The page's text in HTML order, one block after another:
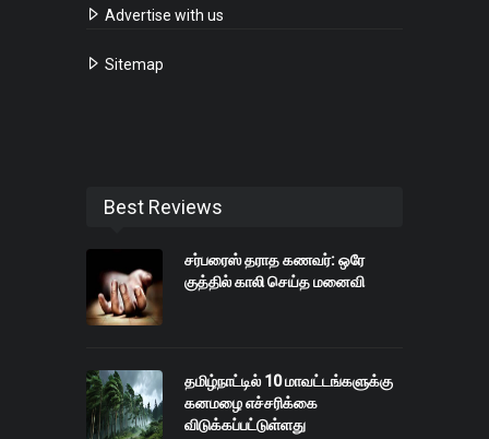
Advertise with us
Sitemap
Best Reviews
சர்பரைஸ் தராத கணவர்: ஒரே
குத்தில் காலி செய்த மனைவி
தமிழ்நாட்டில் 10 மாவட்டங்களுக்கு
கனமழை எச்சரிக்கை
விடுக்கப்பட்டுள்ளது